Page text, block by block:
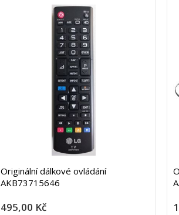
Originální dálkové ovládání
AKB73715646
495,00 Kč